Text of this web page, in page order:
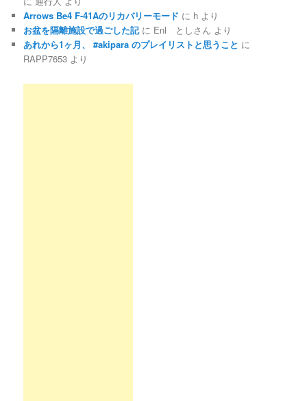
Arrows Be4 F-41Aのリカバリーモード に h より
お盆を隔離施設で過ごした記に Enl としさん より
あれから1ヶ月、 #akipara のプレイリストと思うこと に
RAPP7653 より